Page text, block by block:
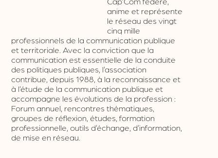
la communication est essentielle de la conduite
des politiques publiques, l’association
contribue, depuis 1988, à la reconnaissance et
à l’étude de la communication publique et
accompagne les évolutions de la profession :
Forum annuel, rencontres thématiques,
groupes de réflexion, études, formation
professionnelle, outils d’échange, d’information,
de mise en réseau.